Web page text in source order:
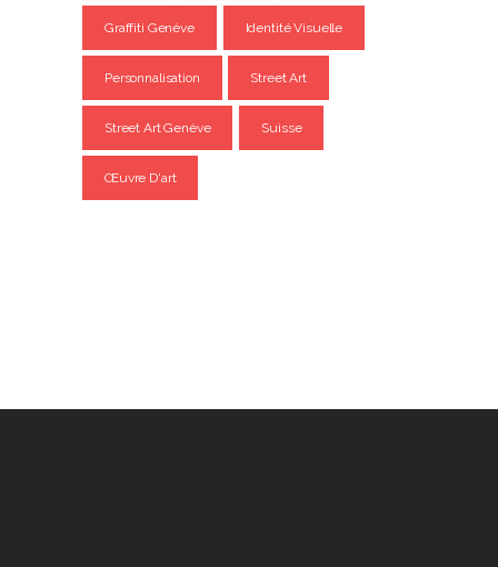
Graffiti Genève Identité Visuelle
Personnalisation Street Art
Street Art Genève Suisse
Œuvre D'art